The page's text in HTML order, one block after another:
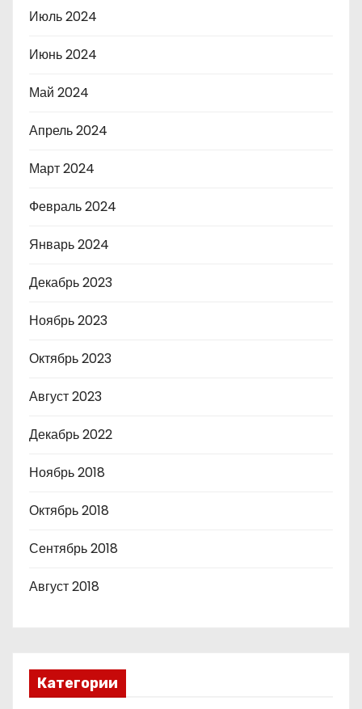
Июль 2024
Июнь 2024
Май 2024
Апрель 2024
Март 2024
Февраль 2024
Январь 2024
Декабрь 2023
Ноябрь 2023
Октябрь 2023
Август 2023
Декабрь 2022
Ноябрь 2018
Октябрь 2018
Сентябрь 2018
Август 2018
Категории